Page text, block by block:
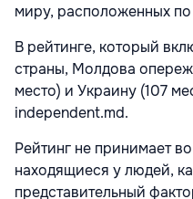
миру, расположенных
В рейтинге, который
страны, Молдова
место) и Украину (107
independent.md.
Рейтинг не принимает
находящиеся у людей,
представительный